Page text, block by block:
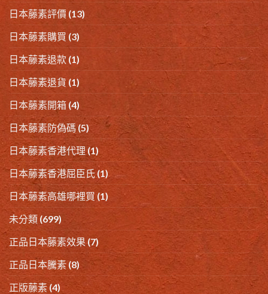
日本藤素評價 (13)
日本藤素購買 (3)
日本藤素退款 (1)
日本藤素退貨 (1)
日本藤素開箱 (4)
日本藤素防偽碼(5)
日本藤素香港代理(1)
日本藤素香港屈臣氏(1)
日本藤素高雄哪裡買 (1)
未分類 (699)
正品日本藤素效果 (7)
正品日本騰素 (8)
正版藤素(4)